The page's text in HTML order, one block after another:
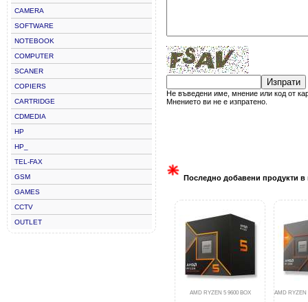
CAMERA
SOFTWARE
NOTEBOOK
COMPUTER
SCANER
COPIERS
CARTRIDGE
CDMEDIA
HP
HP_
TEL-FAX
GSM
GAMES
CCTV
OUTLET
Изпрати
Не въведени име, мнение или код от
Мнението ви не е изпратено.
Последно добавени продукти в
AMD RYZEN 5 9600 BOX AMD RYZEN